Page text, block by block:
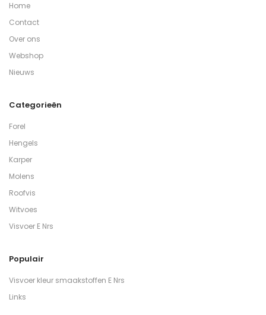
Home
Contact
Over ons
Webshop
Nieuws
Categorieën
Forel
Hengels
Karper
Molens
Roofvis
Witvoes
Visvoer E Nrs
Populair
Visvoer kleur smaakstoffen E Nrs
Links